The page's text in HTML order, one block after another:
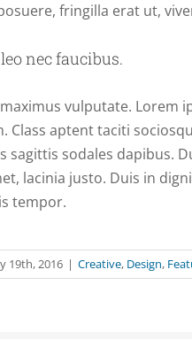
fringilla erat ut,
nec faucibus.
vulputate. Lorem
Class aptent taciti
sagittis sodales dapibus.
lacinia justo. Duis in
tempor.
19th, 2016 | Creative, Design,